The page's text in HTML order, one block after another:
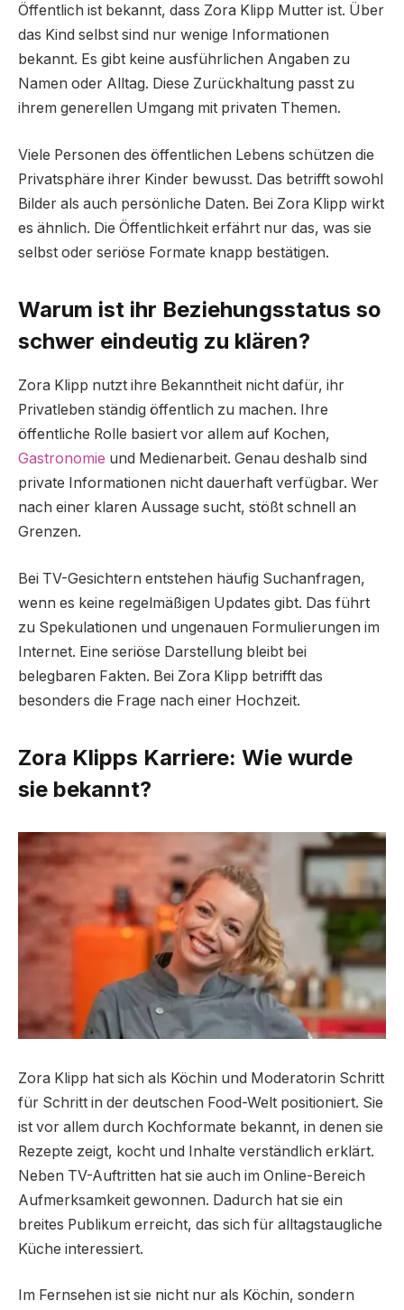
Öffentlich ist bekannt, dass Zora Klipp Mutter ist. Über
das Kind selbst sind nur wenige Informationen
bekannt. Es gibt keine ausführlichen Angaben zu
Namen oder Alltag. Diese Zurückhaltung passt zu
ihrem generellen Umgang mit privaten Themen.
Viele Personen des öffentlichen Lebens schützen die
Privatsphäre ihrer Kinder bewusst. Das betrifft sowohl
Bilder als auch persönliche Daten. Bei Zora Klipp wirkt
es ähnlich. Die Öffentlichkeit erfährt nur das, was sie
selbst oder seriöse Formate knapp bestätigen.
Warum ist ihr Beziehungsstatus so
schwer eindeutig zu klären?
Zora Klipp nutzt ihre Bekanntheit nicht dafür, ihr
Privatleben ständig öffentlich zu machen. Ihre
öffentliche Rolle basiert vor allem auf Kochen,
Gastronomie und Medienarbeit. Genau deshalb sind
private Informationen nicht dauerhaft verfügbar. Wer
nach einer klaren Aussage sucht, stößt schnell an
Grenzen.
Bei TV-Gesichtern entstehen häufig Suchanfragen,
wenn es keine regelmäßigen Updates gibt. Das führt
zu Spekulationen und ungenauen Formulierungen im
Internet. Eine seriöse Darstellung bleibt bei
belegbaren Fakten. Bei Zora Klipp betrifft das
besonders die Frage nach einer Hochzeit.
Zora Klipps Karriere: Wie wurde
sie bekannt?
Zora Klipp hat sich als Köchin und Moderatorin Schritt
für Schritt in der deutschen Food-Welt positioniert. Sie
ist vor allem durch Kochformate bekannt, in denen sie
Rezepte zeigt, kocht und Inhalte verständlich erklärt.
Neben TV-Auftritten hat sie auch im Online-Bereich
Aufmerksamkeit gewonnen. Dadurch hat sie ein
breites Publikum erreicht, das sich für alltagstaugliche
Küche interessiert.
Im Fernsehen ist sie nicht nur als Köchin, sondern